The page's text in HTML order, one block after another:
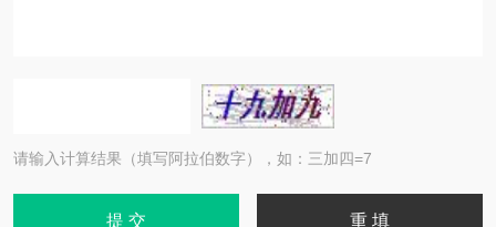
请输入计算结果（填写阿拉伯数字），如：三加四=7